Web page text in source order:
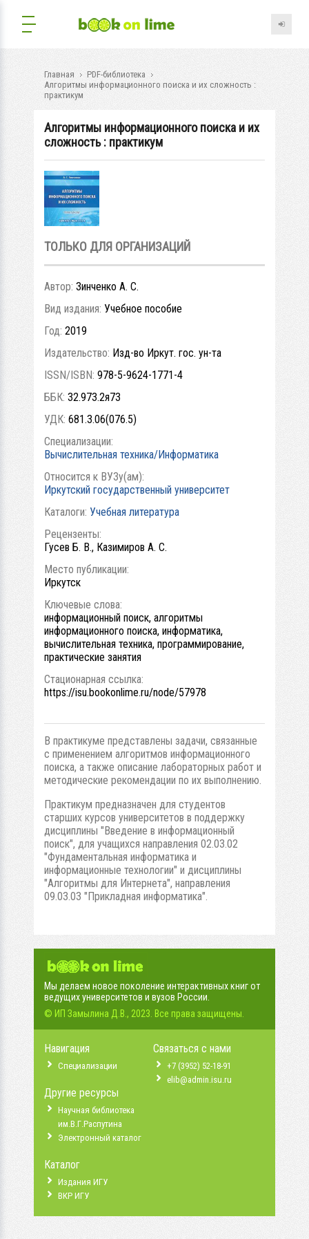
Главная
PDF-библиотека
Алгоритмы информационного поиска и их сложность :
практикум
Алгоритмы информационного поиска и их
сложность : практикум
ТОЛЬКО ДЛЯ ОРГАНИЗАЦИЙ
Автор: Зинченко А. С.
Вид издания: Учебное пособие
Год: 2019
Издательство: Изд-во Иркут. гос. ун-та
ISSN/ISBN: 978-5-9624-1771-4
ББК: 32.973.2я73
УДК: 681.3.06(076.5)
Специализации:
Вычислительная техника/Информатика
Относится к ВУЗу(ам):
Иркутский государственный университет
Каталоги: Учебная литература
Рецензенты:
Гусев Б. В., Казимиров А. С.
Место публикации:
Иркутск
Ключевые слова:
информационный поиск, алгоритмы
информационного поиска, информатика,
вычислительная техника, программирование,
практические занятия
Стационарная ссылка:
https://isu.bookonlime.ru/node/57978
В практикуме представлены задачи, связанные
с применением алгоритмов информационного
поиска, а также описание лабораторных работ и
методические рекомендации по их выполнению.
Практикум предназначен для студентов
старших курсов университетов в поддержку
дисциплины "Введение в информационный
поиск", для учащихся направления 02.03.02
"Фундаментальная информатика и
информационные технологии" и дисциплины
"Алгоритмы для Интернета", направления
09.03.03 "Прикладная информатика".
Мы делаем новое поколение интерактивных книг от
ведущих университетов и вузов России.
© ИП Замылина Д.В., 2023. Все права защищены.
Навигация
Специализации
Другие ресурсы
Научная библиотека
им.В.Г.Распутина
Электронный каталог
Каталог
Издания ИГУ
ВКР ИГУ
Связаться с нами
+7 (3952) 52-18-91
elib@admin.isu.ru